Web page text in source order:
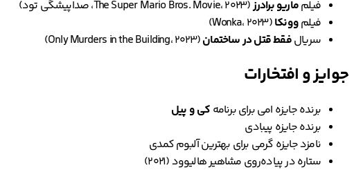
فیلمماریو برادرز(The Super Mario Bros. Movie، ۲۰۲۳، صداپیشگی تود)
فیلموونکا(Wonka، ۲۰۲۳)
سریالفقط قتل در ساختمان(Only Murders in the Building، ۲۰۲۳)
جوایز و افتخارات
برنده جایزه امی برای برنامه کی و پیل
برنده جایزه پیبادی
نامزد جایزه گرمی برای بهترین آلبوم کمدی
ستاره در پیاده‌روی مشاهیر هالیوود (۲۰۲۱)